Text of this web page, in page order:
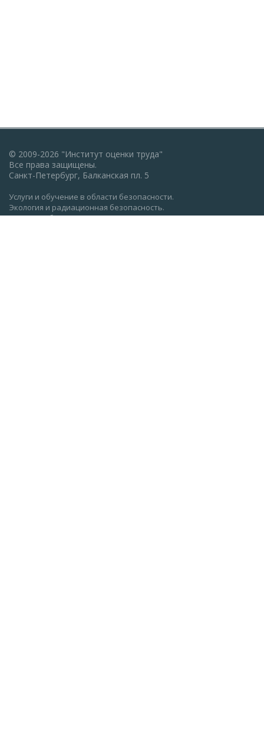
© 2009-2026 "Институт оценки труда"
Все права защищены.
Санкт-Петербург, Балканская пл. 5
Услуги и обучение в области безопасности.
Экология и радиационная безопасность.
Пожарная безопасность, ГО и ЧС.